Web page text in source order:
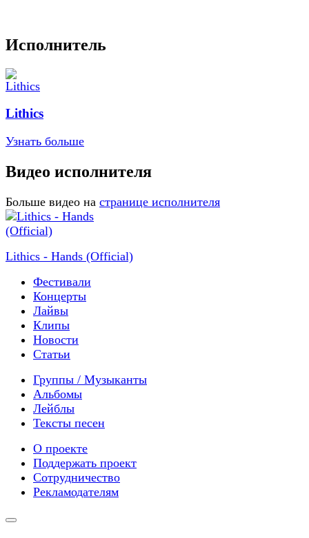
Исполнитель
Lithics
Узнать больше
Видео исполнителя
Больше видео на странице исполнителя
Lithics - Hands (Official)
Фестивали
Концерты
Лайвы
Клипы
Новости
Статьи
Группы / Музыканты
Альбомы
Лейблы
Тексты песен
О проекте
Поддержать проект
Сотрудничество
Рекламодателям